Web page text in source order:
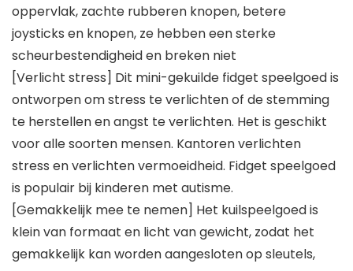
oppervlak, zachte rubberen knopen, betere
joysticks en knopen, ze hebben een sterke
scheurbestendigheid en breken niet
[Verlicht stress] Dit mini-gekuilde fidget speelgoed is
ontworpen om stress te verlichten of de stemming
te herstellen en angst te verlichten. Het is geschikt
voor alle soorten mensen. Kantoren verlichten
stress en verlichten vermoeidheid. Fidget speelgoed
is populair bij kinderen met autisme.
[Gemakkelijk mee te nemen] Het kuilspeelgoed is
klein van formaat en licht van gewicht, zodat het
gemakkelijk kan worden aangesloten op sleutels,